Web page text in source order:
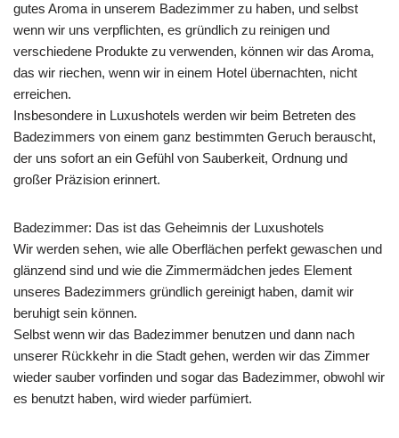
gutes Aroma in unserem Badezimmer zu haben, und selbst
wenn wir uns verpflichten, es gründlich zu reinigen und
verschiedene Produkte zu verwenden, können wir das Aroma,
das wir riechen, wenn wir in einem Hotel übernachten, nicht
erreichen.
Insbesondere in Luxushotels werden wir beim Betreten des
Badezimmers von einem ganz bestimmten Geruch berauscht,
der uns sofort an ein Gefühl von Sauberkeit, Ordnung und
großer Präzision erinnert.
Badezimmer: Das ist das Geheimnis der Luxushotels
Wir werden sehen, wie alle Oberflächen perfekt gewaschen und
glänzend sind und wie die Zimmermädchen jedes Element
unseres Badezimmers gründlich gereinigt haben, damit wir
beruhigt sein können.
Selbst wenn wir das Badezimmer benutzen und dann nach
unserer Rückkehr in die Stadt gehen, werden wir das Zimmer
wieder sauber vorfinden und sogar das Badezimmer, obwohl wir
es benutzt haben, wird wieder parfümiert.